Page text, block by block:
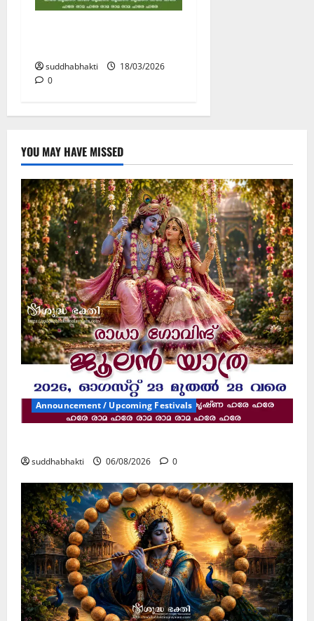
suddhabhakti
18/03/2026
0
YOU MAY HAVE MISSED
Announcement / Upcoming Festivals
suddhabhakti 06/08/2026 0